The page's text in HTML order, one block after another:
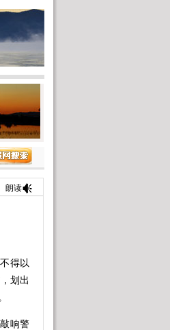
朗读
得以
划出
响警